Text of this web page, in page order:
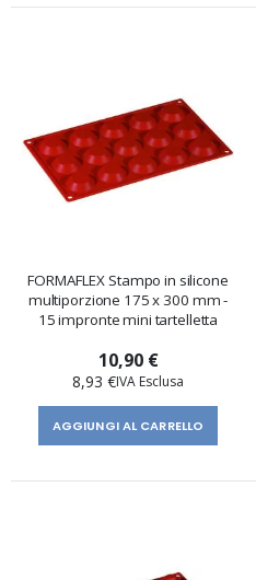
FORMAFLEX Stampo in silicone
multiporzione 175 x 300 mm -
15 impronte mini tartelletta
10,90 €
8,93 €
AGGIUNGI AL CARRELLO